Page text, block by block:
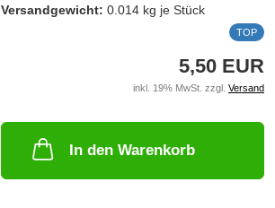
Versandgewicht: 0.014kg je Stück
TOP
5,50 EUR
inkl. 19% MwSt. zzgl. Versand
In den Warenkorb